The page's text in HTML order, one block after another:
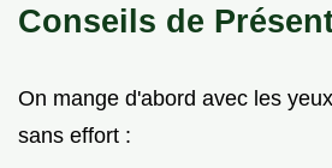
Conseils de
On mange d'abord avec les
sans effort :